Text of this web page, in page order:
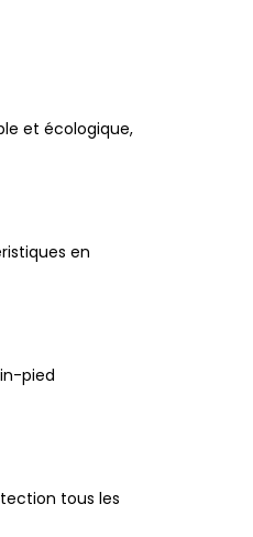
et écologique,
en
pied
tous les